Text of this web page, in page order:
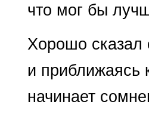
что мог бы
Хорошо сказал
и
начинает